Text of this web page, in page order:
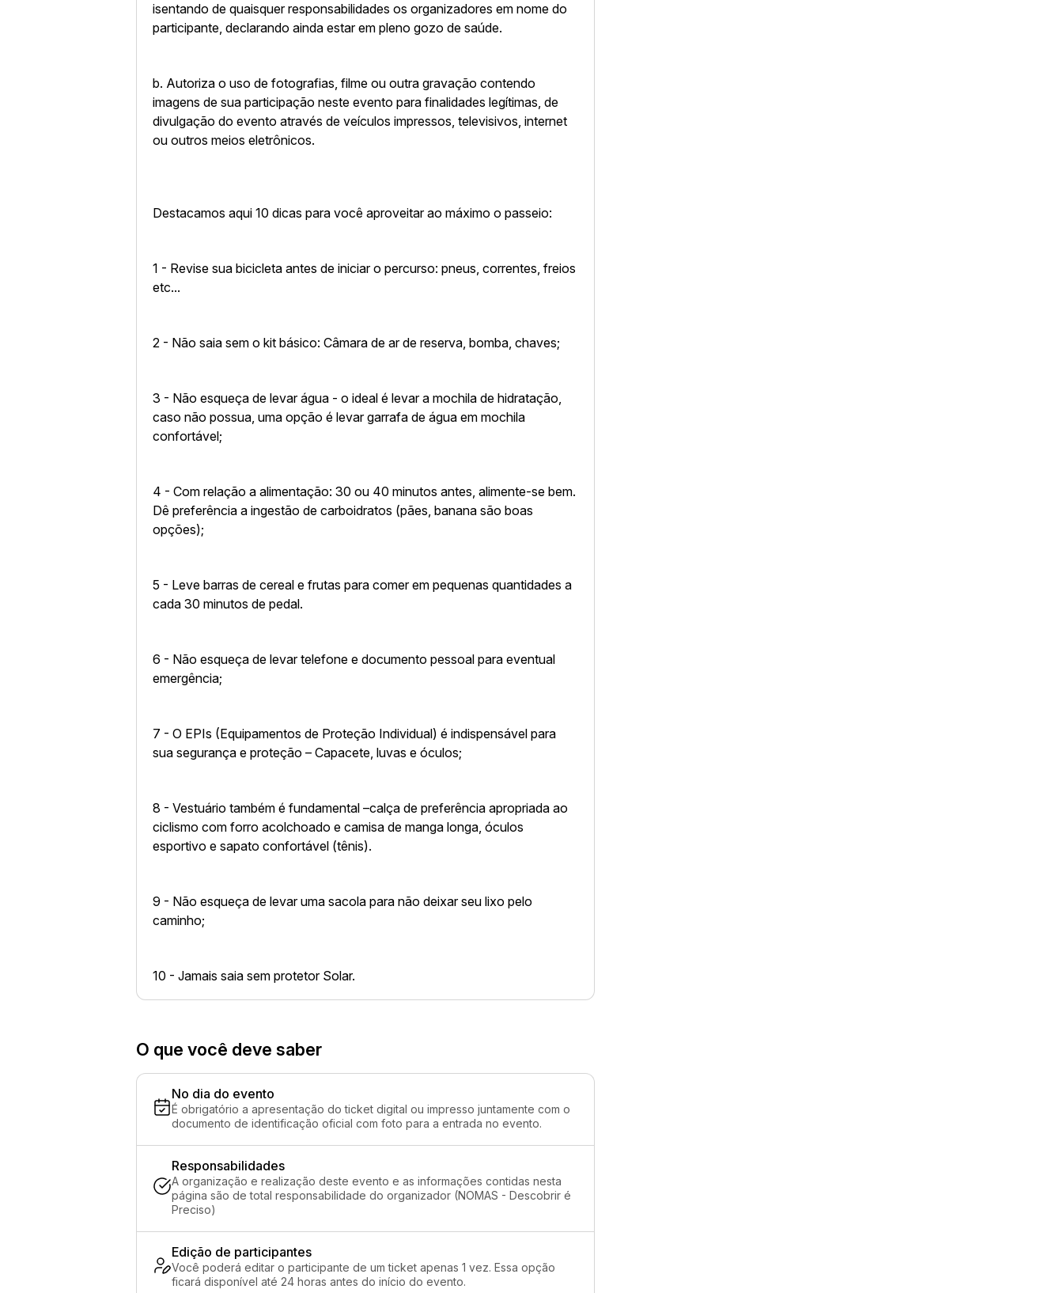
isentando de quaisquer responsabilidades os organizadores em nome do
participante, declarando ainda estar em pleno gozo de saúde.
b. Autoriza o uso de fotografias, filme ou outra gravação contendo
imagens de sua participação neste evento para finalidades legítimas, de
divulgação do evento através de veículos impressos, televisivos, internet
ou outros meios eletrônicos.
Destacamos aqui 10 dicas para você aproveitar ao máximo o passeio:
1 - Revise sua bicicleta antes de iniciar o percurso: pneus, correntes, freios
etc...
2 - Não saia sem o kit básico: Câmara de ar de reserva, bomba, chaves;
3 - Não esqueça de levar água - o ideal é levar a mochila de hidratação,
caso não possua, uma opção é levar garrafa de água em mochila
confortável;
4 - Com relação a alimentação: 30 ou 40 minutos antes, alimente-se bem.
Dê preferência a ingestão de carboidratos (pães, banana são boas
opções);
5 - Leve barras de cereal e frutas para comer em pequenas quantidades a
cada 30 minutos de pedal.
6 - Não esqueça de levar telefone e documento pessoal para eventual
emergência;
7 - O EPIs (Equipamentos de Proteção Individual) é indispensável para
sua segurança e proteção – Capacete, luvas e óculos;
8 - Vestuário também é fundamental –calça de preferência apropriada ao
ciclismo com forro acolchoado e camisa de manga longa, óculos
esportivo e sapato confortável (tênis).
9 - Não esqueça de levar uma sacola para não deixar seu lixo pelo
caminho;
10 - Jamais saia sem protetor Solar.
O que você deve saber
No dia do evento
É obrigatório a apresentação do ticket digital ou impresso juntamente com o
documento de identificação oficial com foto para a entrada no evento.
Responsabilidades
A organização e realização deste evento e as informações contidas nesta
página são de total responsabilidade do organizador (NOMAS - Descobrir é
Preciso)
Edição de participantes
Você poderá editar o participante de um ticket apenas 1 vez. Essa opção
ficará disponível até 24 horas antes do início do evento.